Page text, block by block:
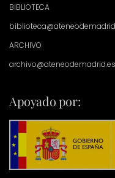
BIBLIOTECA
ARCHIVO
archivo@ateneodemadrid.es
Apoyado por: